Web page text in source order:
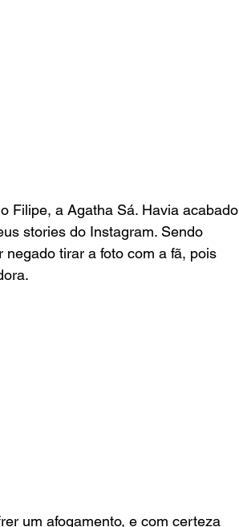
Filipe, a Agatha Sá. Havia acabado
stories do Instagram. Sendo
tirar a foto com a fã, pois
um afogamento, e com certeza